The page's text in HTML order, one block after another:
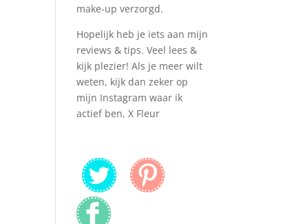
make-up verzorgd.
Hopelijk heb je iets aan mijn
reviews & tips. Veel lees &
kijk plezier! Als je meer wilt
weten, kijk dan zeker op
mijn Instagram waar ik
actief ben, X Fleur